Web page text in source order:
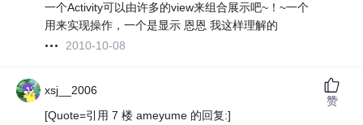
一个Activity可以由许多的view来组合展示吧~！~一个
用来实现操作，一个是显示 恩恩 我这样理解的
2010-10-08
xsj__2006
[Quote=引用 7 楼 ameyume 的回复:]
赞